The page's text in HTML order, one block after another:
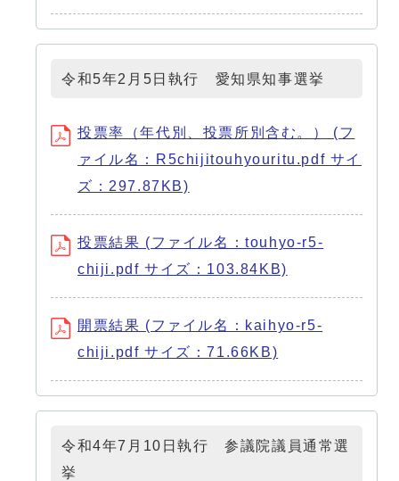
令和5年2月5日執行 愛知県知事選挙
投票率（年代別、投票所別含む。） (フ
ァイル名：R5chijitouhyouritu.pdf サイ
ズ：297.87KB)
投票結果 (ファイル名：touhyo-r5-
chiji.pdf サイズ：103.84KB)
開票結果 (ファイル名：kaihyo-r5-
chiji.pdf サイズ：71.66KB)
令和4年7月10日執行 参議院議員通常選
挙